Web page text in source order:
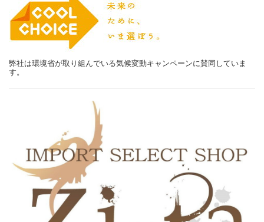
弊社は環境省が取り組んでいる気候変動キャンペーンに賛同していま
す。